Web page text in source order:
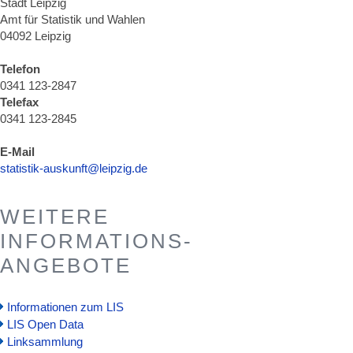
Amt für Statistik und Wahlen
04092 Leipzig
Telefon
0341 123-2847
Telefax
0341 123-2845
E-Mail
statistik-auskunft@leipzig.de
WEITERE
INFORMATIONS-
ANGEBOTE
Informationen zum LIS
LIS Open Data
Linksammlung